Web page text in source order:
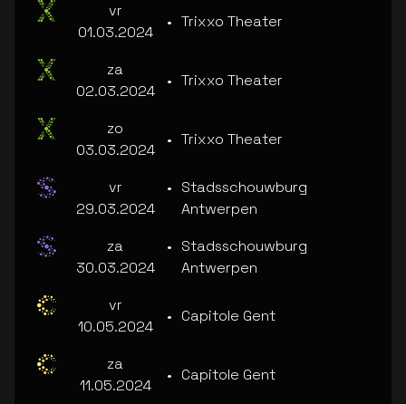
vr
01.03.2024
• Trixxo Theater
za
02.03.2024
• Trixxo Theater
zo
03.03.2024
• Trixxo Theater
vr
29.03.2024
• Stadsschouwburg
Antwerpen
za
30.03.2024
• Stadsschouwburg
Antwerpen
vr
10.05.2024
• Capitole Gent
za
11.05.2024
• Capitole Gent